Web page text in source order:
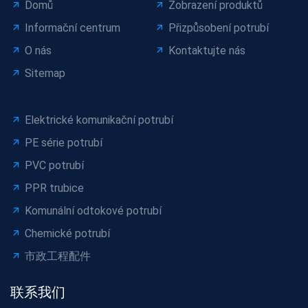
Domů
Zobrazení produktů
Informační centrum
Přizpůsobení potrubí
O nás
Kontaktujte nás
Sitemap
Elektrické komunikační potrubí
PE série potrubí
PVC potrubí
PPR trubice
Komunální odtokové potrubí
Chemické potrubí
市政工程配件
联系我们